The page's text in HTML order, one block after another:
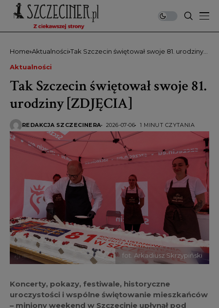
Home Aktualności Tak Szczecin świętował swoje 81. urodziny
Aktualności
Tak Szczecin świętował swoje 81.
urodziny [ZDJĘCIA]
REDAKCJA SZCZECINERA 2026-07-06 1 MINUT CZYTANIA
fot. Arkadiusz Skrzypiński
Koncerty, pokazy, festiwale, historyczne
uroczystości i wspólne świętowanie mieszkańców
– miniony weekend w Szczecinie upłynął pod